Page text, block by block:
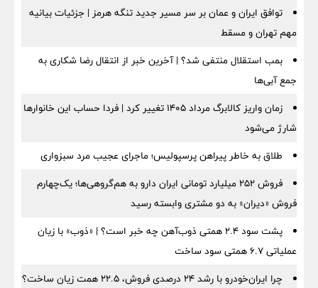
توافق ایران و عمان بر سر مسیر جدید تنگه هرمز | جزئیات بیانیه
مهم تهران و مسقط
بمب استقلال منتفی شد؟ | آخرین خبر از انتقال رضا شکاری به
جمع آبی‌ها
زمان واریز کالابرگ مرداد ۱۴۰۵ تغییر کرد | فردا حساب این خانوارها
شارژ می‌شود
طلاق به خاطر پیراهن پرسپولیس؛ ماجرای عجیب مرد سبزواری
فروش ۲۵۲ میلیارد تومانی ایران دارو به هم‌گروهی‌ها؛ یک‌چهارم
فروش «دیران» به دو مشتری وابسته رسید
پشت سود ۲.۴ همتی ذوب‌آهن چه خبر است؟ | «ذوب» با زیان
عملیاتی ۶.۷ همتی سود ساخت
چرا ایران‌خودرو با رشد ۲۴ درصدی فروش، ۲۲.۵ همت زیان ساخت؟